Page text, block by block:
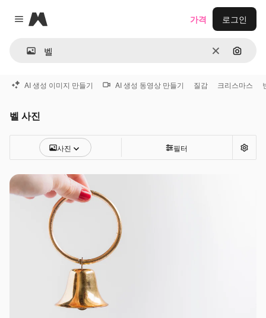
Close menu
Magnific
지우기이미지
가격 로그인
AI 생성 이미지 만들기 AI 생성 동영상 만들기 질감 크리스마스
벨 사진
사진 필터